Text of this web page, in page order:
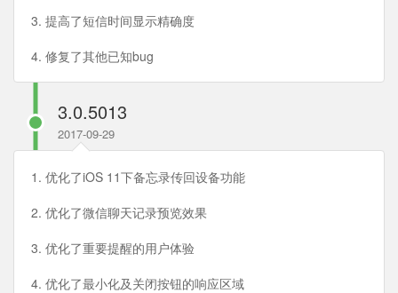
3. 提高了短信时间显示精确度
4. 修复了其他已知bug
3.0.5013
2017-09-29
1. 优化了iOS 11下备忘录传回设备功能
2. 优化了微信聊天记录预览效果
3. 优化了重要提醒的用户体验
4. 优化了最小化及关闭按钮的响应区域